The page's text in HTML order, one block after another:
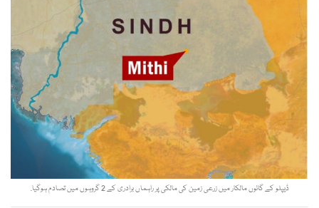
ڈیپلو کے گائوں مالکار میں زرعی زمین کی مالکی پر راہماں برادری کے 2 گروہوں میں تصادم ہوگیا.